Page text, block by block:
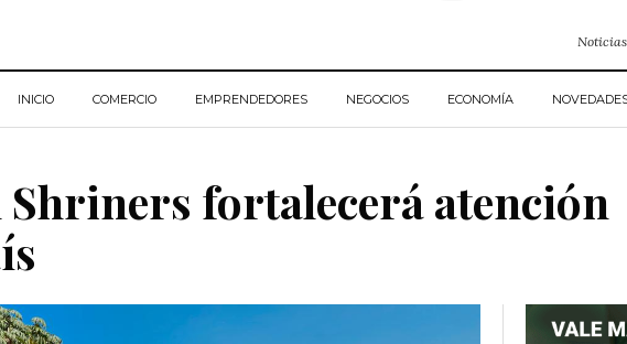
INICIO COMERCIO EMPRENDEDORES NEGOCIOS ECONOMÍA
fortalecerá atención